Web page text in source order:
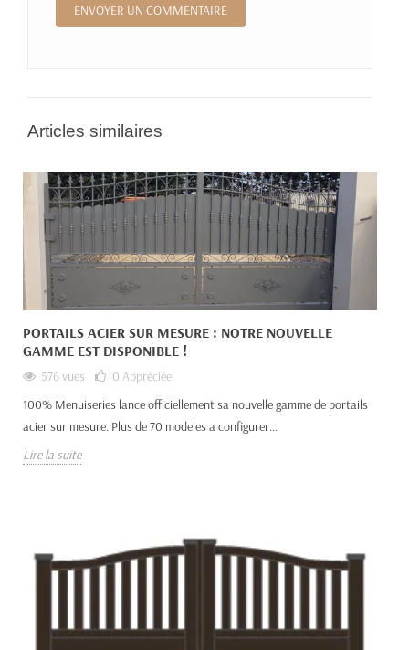
Articles similaires
PORTAILS ACIER SUR MESURE : NOTRE NOUVELLE
GAMME EST DISPONIBLE !
576 vues 0 Appréciée
100% Menuiseries lance officiellement sa nouvelle gamme de portails
acier sur mesure. Plus de 70 modeles a configurer...
Lire la suite